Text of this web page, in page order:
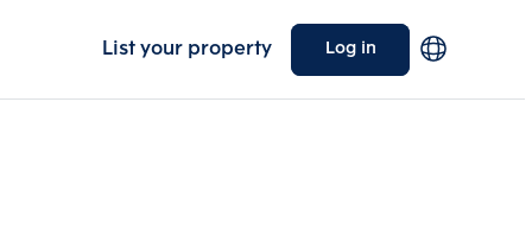
List your property Log in